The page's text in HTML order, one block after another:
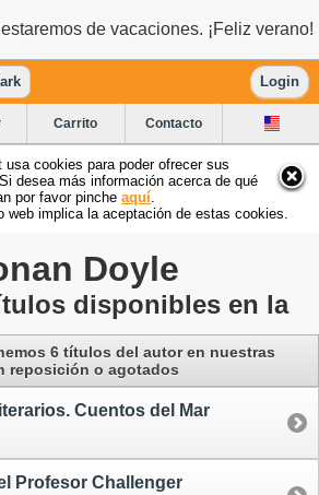
de vacaciones. ¡Feliz verano!
Login
Carrito Contacto
usa cookies para poder ofrecer sus
desea más información acerca de qué
por favor pinche aquí
web implica la aceptación de estas cookies.
Doyle
disponibles en la
6 títulos del autoren nuestras
reposición o agotados
Cuentos del Mar
Profesor Challenger